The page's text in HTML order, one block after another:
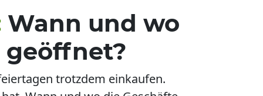
Wann und wo
geöffnet?
trotzdem einkaufen.